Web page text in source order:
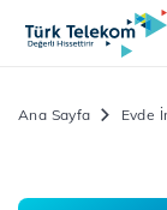
Ana Sayfa Evde